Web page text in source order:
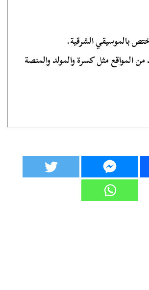
بالموسيقي الشرقية.
المواقع مثل كسرة والمولد والمنصة